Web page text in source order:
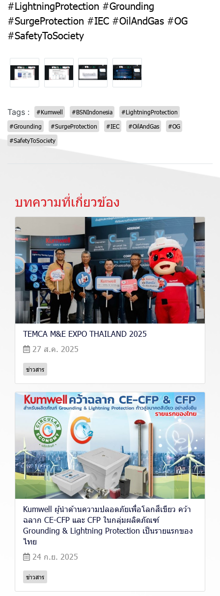
#LightningProtection #Grounding
#SurgeProtection #IEC #OilAndGas #OG
#SafetyToSociety
Tags : #Kumwell #BSNIndonesia
#LightningProtection
#Grounding
#SurgeProtection #IEC #OilAndGas
#OG
#SafetyToSociety
บทความที่เกี่ยวข้อง
TEMCA M&E EXPO THAILAND 2025
27 ส.ค. 2025
ข่าวสาร
Kumwell ผู้นำด้านความปลอดภัยเพื่อโลกสีเขียว คว้า
ฉลาก CE-CFP และ CFP ในกลุ่มผลิตภัณฑ์
Grounding & Lightning Protection เป็นรายแรกของ
ไทย
24 ก.ย. 2025
ข่าวสาร